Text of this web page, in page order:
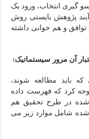
گیری انتخاب، ورود یک
پژوهش بایستی روش
توافق و هم خوانی داشته
؛
باید مطالعه شوند،
توجه کرد که فهرست داده
شده در طرح تحقیق هم
شده شامل موارد زیر می